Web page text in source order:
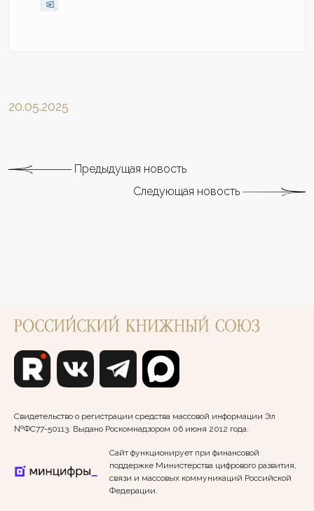
20.05.2025
Предыдущая новость
Следующая новость
Свидетельство о регистрации средства массовой информации Эл
№ФС77-50113. Выдано Роскомнадзором 06 июня 2012 года.
Сайт функционирует при финансовой
поддержке Министерства цифрового развития,
связи и массовых коммуникаций Российской
Федерации.